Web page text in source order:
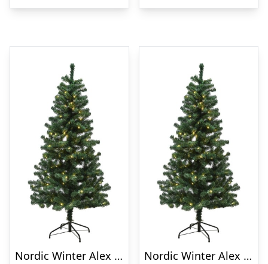
Nordic Winter Alex kunstigt juletræ med lys, 170 x 90 cm
Nordic Winter Alex kunstigt juletræ med lys, 140 x 74 cm